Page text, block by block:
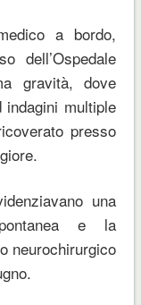
a bordo,
dell’Ospedale
gravità, dove
multiple
presso
una
e la
neurochirurgico